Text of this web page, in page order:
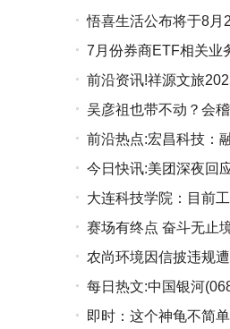
悟喜生活公布将于8月
7月份券商ETF相关业
前沿资讯!祥源文旅
现高速增长
吴彦祖也带不动？会
前沿热点:宏昌科技：
今日快讯:美团深夜回
大连科技学院：目前
赛场有终点 奋斗无止
农尚环境因信披违规
每日热文:中国银河
即时：这个神龟不简